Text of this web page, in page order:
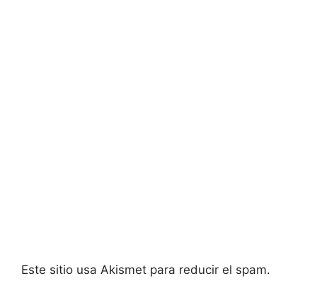
Este sitio usa Akismet para reducir el spam.